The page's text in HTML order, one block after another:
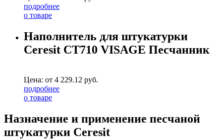
подробнее
о товаре
Наполнитель для штукатурки
Ceresit CT710 VISAGE Песчанник
Цена: от 4 229.12 руб.
подробнее
о товаре
Назначение и применение песчаной
штукатурки Ceresit